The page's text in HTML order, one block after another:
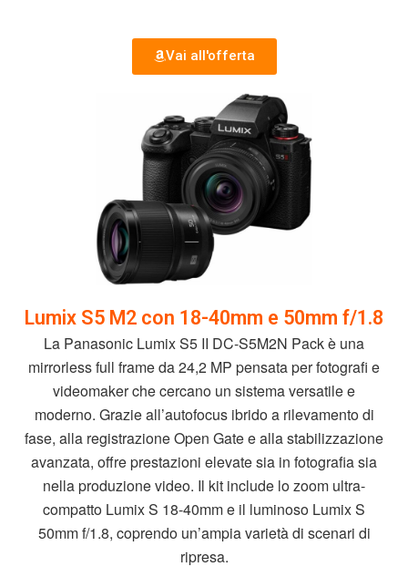
Vai all'offerta
Lumix S5 M2 con 18-40mm e 50mm f/1.8
La Panasonic Lumix S5 II DC-S5M2N Pack è una
mirrorless full frame da 24,2 MP pensata per fotografi e
videomaker che cercano un sistema versatile e
moderno. Grazie all’autofocus ibrido a rilevamento di
fase, alla registrazione Open Gate e alla stabilizzazione
avanzata, offre prestazioni elevate sia in fotografia sia
nella produzione video. Il kit include lo zoom ultra-
compatto Lumix S 18-40mm e il luminoso Lumix S
50mm f/1.8, coprendo un’ampia varietà di scenari di
ripresa.